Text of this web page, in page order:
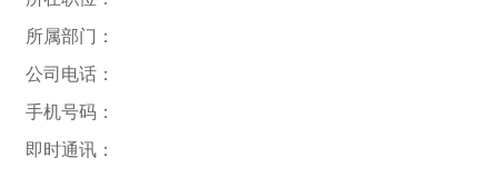
所属部门：
公司电话：
手机号码：
即时通讯：